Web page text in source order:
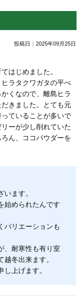
投稿日： 2025年09月25日
はじめました。
ラタクワガタの平べ
くなので、離島ヒラ
きました。とても元
ていることが多いで
ーが少し削れていた
ん、ココパウダーを
ます。
始められたんです
バリエーションも
、耐寒性も有り室
冬出来ます。
上げます。